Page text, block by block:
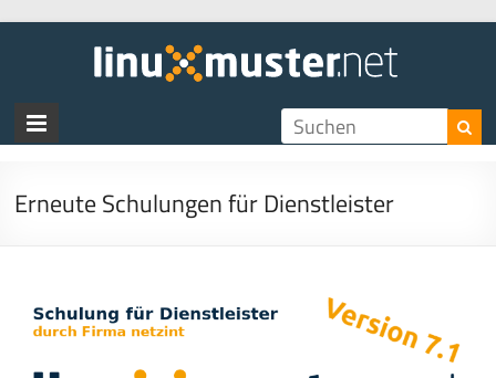
Erneute Schulungen für Dienstleister